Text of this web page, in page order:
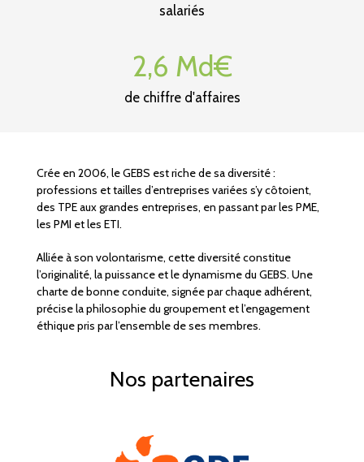
salariés
2,6 Md€
de chiffre d'affaires
Crée en 2006, le GEBS est riche de sa diversité :
professions et tailles d’entreprises variées s’y côtoient,
des TPE aux grandes entreprises, en passant par les PME,
les PMI et les ETI.
Alliée à son volontarisme, cette diversité constitue
l’originalité, la puissance et le dynamisme du GEBS. Une
charte de bonne conduite, signée par chaque adhérent,
précise la philosophie du groupement et l’engagement
éthique pris par l’ensemble de ses membres.
Nos partenaires